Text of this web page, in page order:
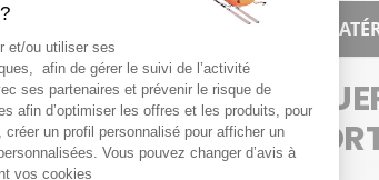
RÉSERVER UN SNOWBOARD ET DU
RAISONS DE
AVEC